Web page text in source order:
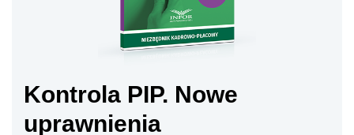
Kontrola PIP. Nowe
uprawnienia